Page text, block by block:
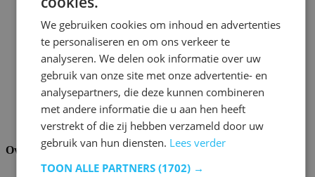
Betaalmogelijkheden
Verzending en levering
Service en garantie
Annuleren of retourneren
Klachten
Montagetips
Onderhoudsadvies
Wachtwoord vergeten?
FAQ
Palletopslag & Fulfilment
Over ons
We gebruiken cookies om inhoud en advertenties
te personaliseren en om ons verkeer te
analyseren. We delen ook informatie over uw
gebruik van onze site met onze advertentie- en
analysepartners, die deze kunnen combineren
met andere informatie die u aan hen heeft
verstrekt of die zij hebben verzameld door uw
gebruik van hun diensten. Lees verder
TOON ALLE PARTNERS (1702) →